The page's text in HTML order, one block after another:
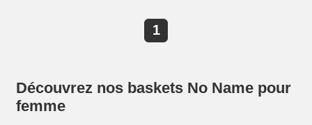
Découvrez nos baskets No Name pour
femme
1